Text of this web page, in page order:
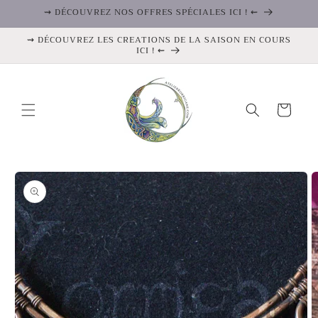
passer
au
contenu
⇝ DÉCOUVREZ NOS OFFRES SPÉCIALES ICI ! ⇜
⇝ DÉCOUVREZ LES CREATIONS DE LA SAISON EN COURS
ICI ! ⇜
Panier
Passer aux
informations
produits